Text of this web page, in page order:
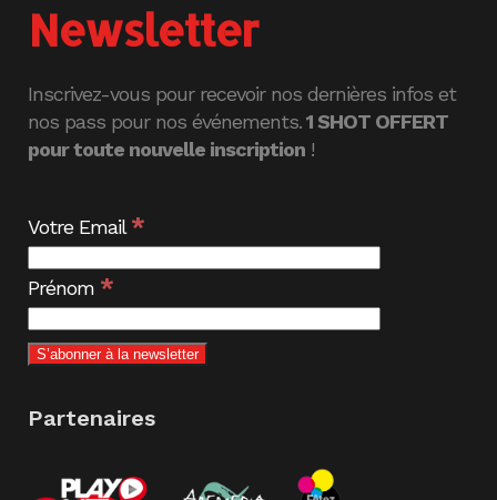
Newsletter
Inscrivez-vous pour recevoir nos dernières infos et
nos pass pour nos événements.1 SHOT OFFERT
pour toute nouvelle inscription !
Votre Email*
Prénom *
Partenaires